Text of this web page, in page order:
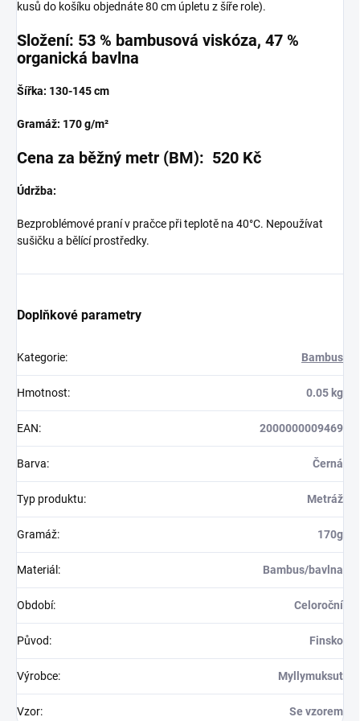
kusů do košíku objednáte 80 cm úpletu z šíře role).
Složení: 53 % bambusová viskóza, 47 %
organická bavlna
Šířka: 130-145 cm
Gramáž: 170 g/m²
Cena za běžný metr (BM): 520 Kč
Údržba:
Bezproblémové praní v pračce při teplotě na 40°C. Nepoužívat
sušičku a bělící prostředky.
Doplňkové parametry
Kategorie: Bambus
Hmotnost: 0.05 kg
EAN: 2000000009469
Barva: Černá
Typ produktu: Metráž
Gramáž: 170g
Materiál : Bambus/bavlna
Období: Celoroční
Původ: Finsko
Výrobce: Myllymuksut
Vzor: Se vzorem